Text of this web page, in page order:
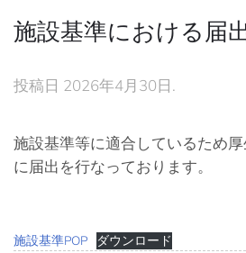
施設基準における届
投稿日 2026年4月30日.
施設基準等に適合しているため
に届出を行なっております。
施設基準POP ダウンロード